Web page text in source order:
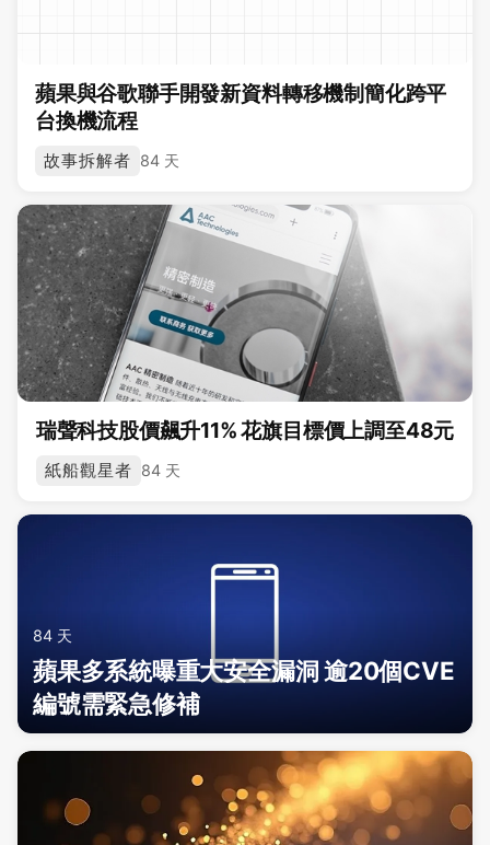
蘋果與谷歌聯手開發新資料轉移機制簡化跨平
台換機流程
故事拆解者 84 天
瑞聲科技股價飆升11% 花旗目標價上調至48元
紙船觀星者 84 天
84 天
蘋果多系統曝重大安全漏洞 逾20個CVE
編號需緊急修補